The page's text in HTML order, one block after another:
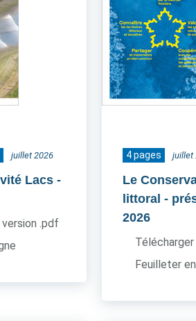
juillet 2026
Lacs -
.pdf
4 pages juillet
Le
littoral -
2026
Feuilleter